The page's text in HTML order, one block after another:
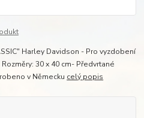
Harley Davidson - Pro vyzdobení
30 x 40 cm- Předvrtané
v Německu celý popis